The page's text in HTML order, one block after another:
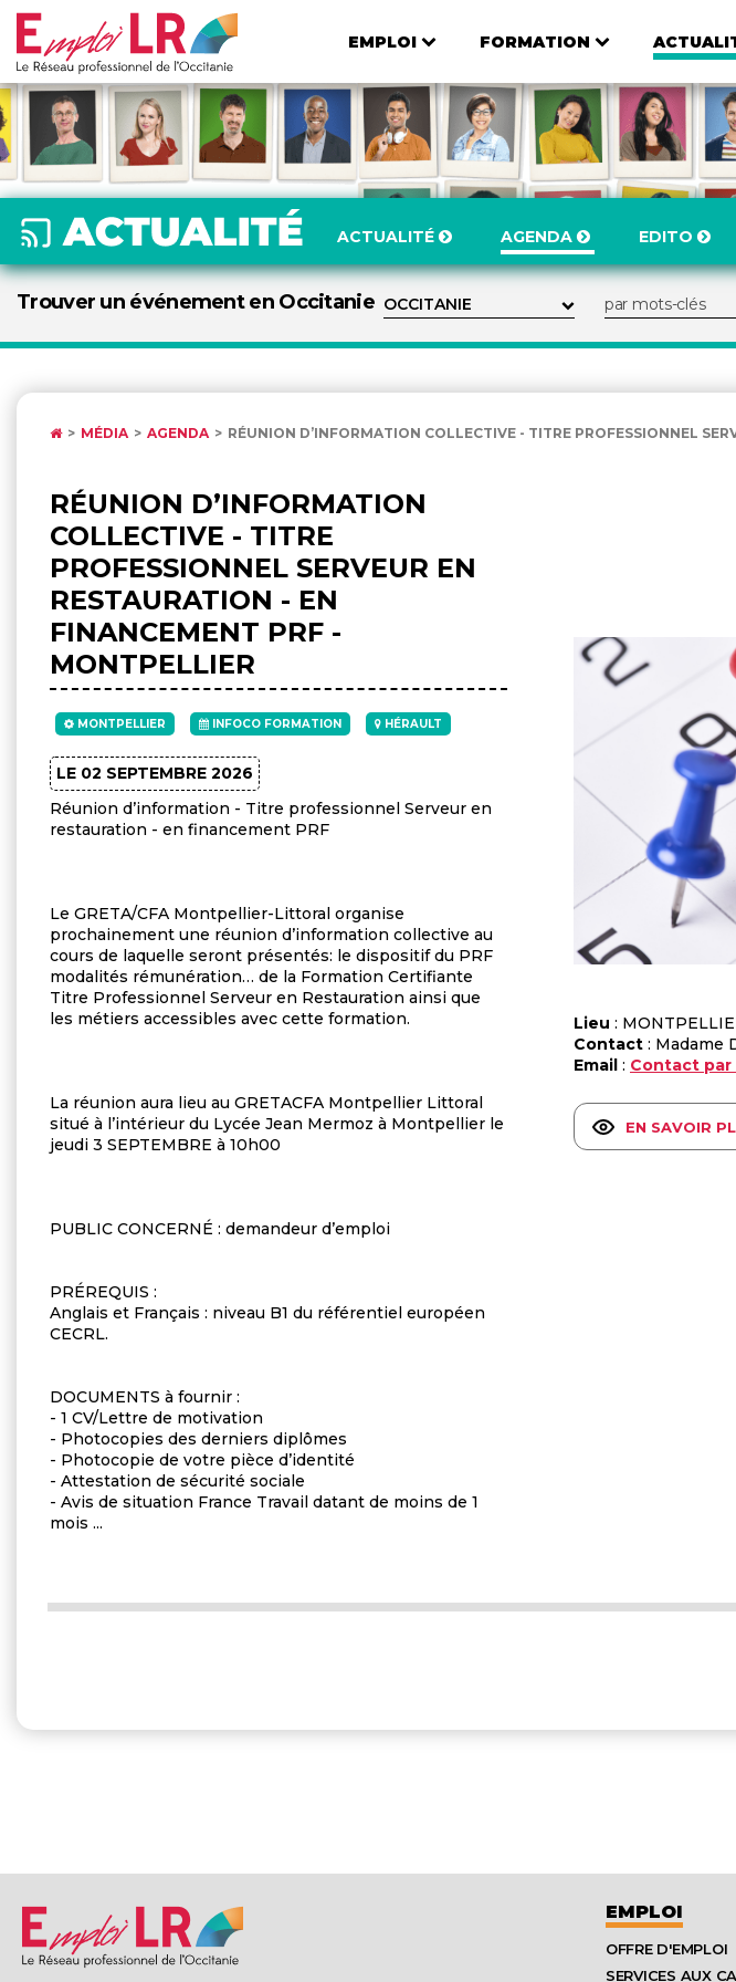
EMPLOI FORMATION
ACTUALITÉ AGENDA EDITO
Trouver un événement en Occitanie
MÉDIA AGENDA RÉUNION D’INFORMATION COLLECTIVE - TITRE PROFESSIONNEL
Lieu :
Contact : Madame
Email : Contact par
EN SAVOIR
RÉUNION D’INFORMATION
COLLECTIVE - TITRE
PROFESSIONNEL SERVEUR EN
RESTAURATION - EN
FINANCEMENT PRF -
MONTPELLIER
MONTPELLIER INFOCO FORMATION HÉRAULT
LE 02 SEPTEMBRE 2026
Réunion d’information - Titre professionnel Serveur en
restauration - en financement PRF
Le GRETA/CFA Montpellier-Littoral organise
prochainement une réunion d’information collective au
cours de laquelle seront présentés: le dispositif du PRF
modalités rémunération… de la Formation Certifiante
Titre Professionnel Serveur en Restauration ainsi que
les métiers accessibles avec cette formation.
La réunion aura lieu au GRETACFA Montpellier Littoral
situé à l’intérieur du Lycée Jean Mermoz à Montpellier le
jeudi 3 SEPTEMBRE à 10h00
PUBLIC CONCERNÉ : demandeur d’emploi
PRÉREQUIS :
Anglais et Français : niveau B1 du référentiel européen
CECRL.
DOCUMENTS à fournir :
- 1 CV/Lettre de motivation
- Photocopies des derniers diplômes
- Photocopie de votre pièce d’identité
- Attestation de sécurité sociale
- Avis de situation France Travail datant de moins de 1
mois ...
EMPLOI
OFFRE D'EMPLOI
SERVICES AUX